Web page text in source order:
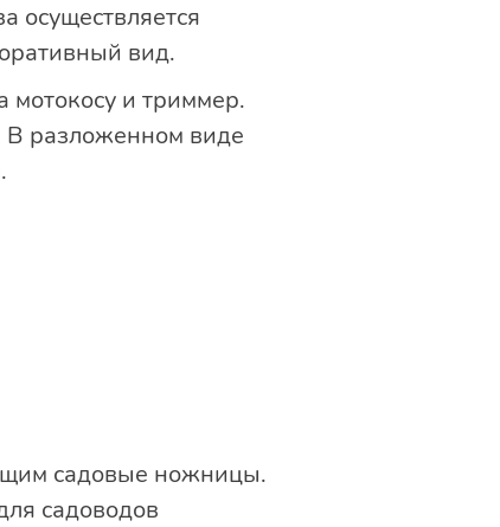
осуществляется
вид.
мотокосу и триммер.
В разложенном виде
садовые ножницы.
садоводов